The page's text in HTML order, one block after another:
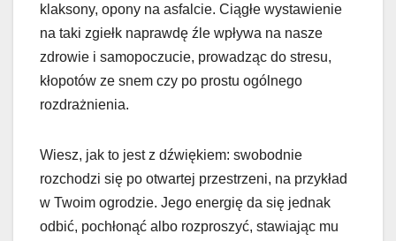
klaksony, opony na asfalcie. Ciągłe wystawienie
na taki zgiełk naprawdę źle wpływa na nasze
zdrowie i samopoczucie, prowadząc do stresu,
kłopotów ze snem czy po prostu ogólnego
rozdrażnienia.
Wiesz, jak to jest z dźwiękiem: swobodnie
rozchodzi się po otwartej przestrzeni, na przykład
w Twoim ogrodzie. Jego energię da się jednak
odbić, pochłonąć albo rozproszyć, stawiając mu